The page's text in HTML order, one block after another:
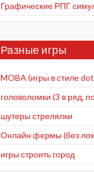
Графические РПГ
Разные игры
MOBA (игры в стиле
головоломки (3 в ряд,
шутеры стрелялки
Онлайн фермы (без
игры строить город